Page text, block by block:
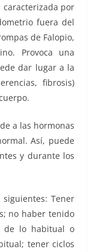
caracterizada por
fuera del
de Falopio,
Provoca una
dar lugar a la
fibrosis)
a las hormonas
Así, puede
y durante los
Tener
no haber tenido
de lo habitual o
tener ciclos